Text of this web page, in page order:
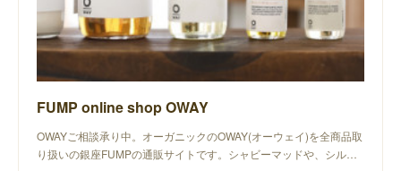
FUMP online shop OWAY
OWAYご相談承り中。オーガニックのOWAY(オーウェイ)を全商品取
り扱いの銀座FUMPの通販サイトです。シャビーマッドや、シル…